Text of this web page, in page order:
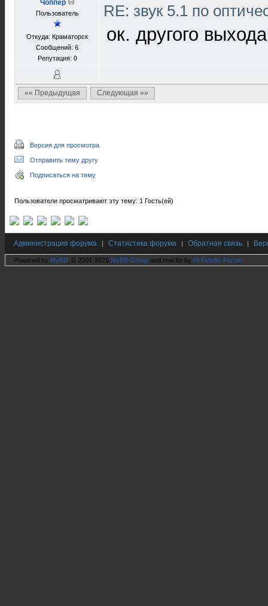
Чоппер
Пользователь
Откуда: Краматорск
Сообщений: 6
Репутация: 0
RE: звук 5.1 по
ок. другого
«« Предыдущая Следующая »»
Версия для просмотра
Отправить тему другу
Подписаться на тему
Пользователи просматривают эту тему: 1 Гость(ей)
Администрация форума | Статистика форума | Обратная связь |
Powered by MyBB , © 2001-2026 MyBB Group and rewrite by Hi Fidelity Forum